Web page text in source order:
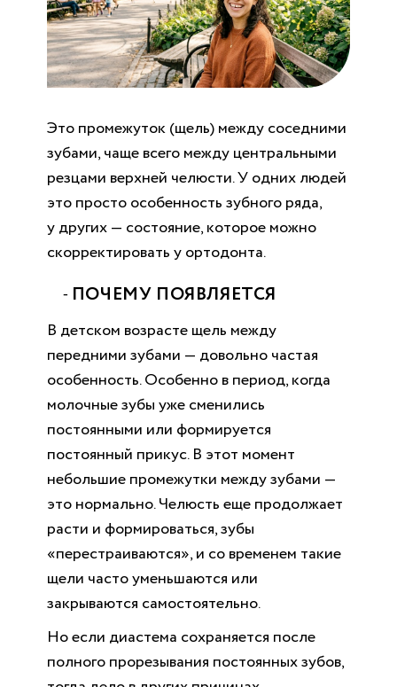
Это промежуток (щель) между соседними
зубами, чаще всего между центральными
резцами верхней челюсти. У одних людей
это просто особенность зубного ряда,
у других — состояние, которое можно
скорректировать у ортодонта.
ПОЧЕМУ ПОЯВЛЯЕТСЯ
В детском возрасте щель между
передними зубами — довольно частая
особенность. Особенно в период, когда
молочные зубы уже сменились
постоянными или формируется
постоянный прикус. В этот момент
небольшие промежутки между зубами —
это нормально. Челюсть еще продолжает
расти и формироваться, зубы
«перестраиваются», и со временем такие
щели часто уменьшаются или
закрываются самостоятельно.
Но если диастема сохраняется после
полного прорезывания постоянных зубов,